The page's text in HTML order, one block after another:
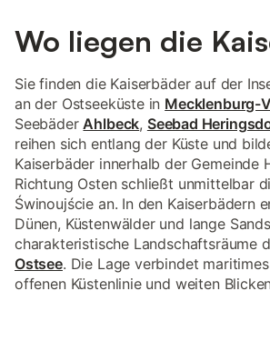
Wo liegen die
Sie finden die Kaiserbäder auf der
an der Ostseeküste in Mecklenburg-
SeebäderAhlbeck, Seebad
reihen sich entlang der Küste und
Kaiserbäder innerhalb der Gemeinde
Richtung Osten schließt unmittelbar
Świnoujście an. In den Kaiserbädern
Dünen, Küstenwälder und lange
charakteristische Landschaftsräume
Ostsee. Die Lage verbindet
offenen Küstenlinie und weiten